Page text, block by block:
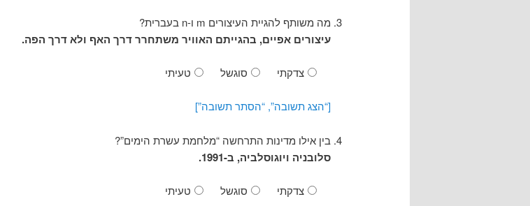
מה משותף להגיית העיצורים m ו-n בעברית?
עיצורים אפיים, בהגייתם האוויר משתחרר דרך האף ולא דרך הפה.
צדקתי סוגשל טעיתי
[“הצג תשובה”, “הסתר תשובה”]
בין אילו מדינות התרחשה “מלחמת עשרת הימים”?
סלובניה ויוגוסלביה, ב-1991.
צדקתי סוגשל טעיתי